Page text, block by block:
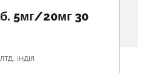
5мг/20мг 30
ІНДІЯ